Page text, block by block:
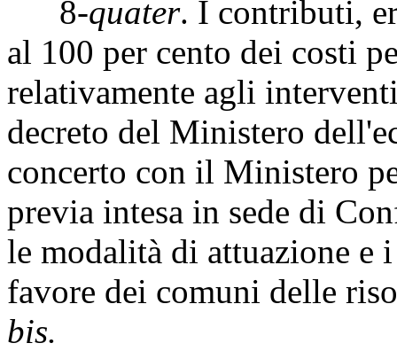
8-quater. I contributi,
al 100 per cento dei costi
relativamente agli
decreto del Ministero
concerto con il Ministero
previa intesa in sede di
le modalità di attuazione e
favore dei comuni delle
bis.